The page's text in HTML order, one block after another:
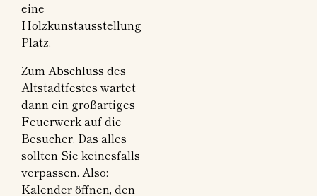
eine
Holzkunstausstellung
Platz.
Zum Abschluss des
Altstadtfestes wartet
dann ein großartiges
Feuerwerk auf die
Besucher. Das alles
sollten Sie keinesfalls
verpassen. Also:
Kalender öffnen, den